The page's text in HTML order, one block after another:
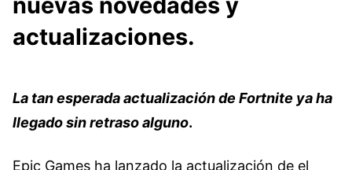
actualizaciones.
La tan esperada actualización de Fortnite ya ha
llegado sin retraso alguno.
Epic Games ha lanzado la actualización de el